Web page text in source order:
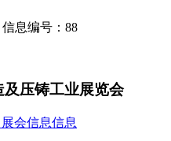
信息编号：88
压铸工业展览会
会信息信息